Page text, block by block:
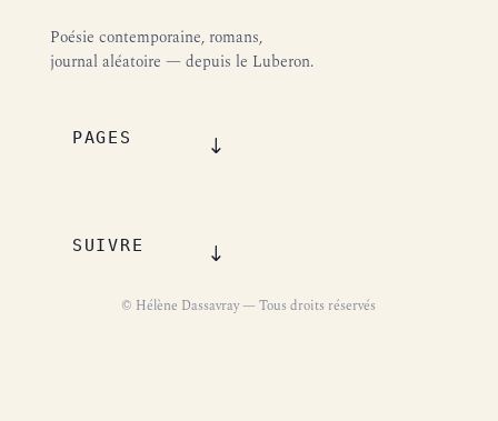
Poésie contemporaine, romans,
journal aléatoire — depuis le Luberon.
PAGES
SUIVRE
© Hélène Dassavray — Tous droits réservés